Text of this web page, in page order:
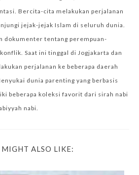
Bercita-cita melakukan perjalanan
jejak-jejak Islam di seluruh dunia.
dokumenter tentang perempuan-
Saat ini tinggal di Jogjakarta dan
perjalanan ke beberapa daerah
dunia parenting yang berbasis
beberapa koleksi favorit dari sirah nabi
nabi.
MIGHT ALSO LIKE: